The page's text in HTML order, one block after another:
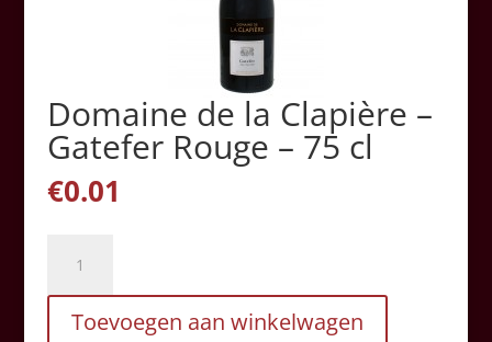
Domaine de la Clapière –
Gatefer Rouge – 75 cl
€0.01
la
Clapière
Toevoegen aan winkelwagen